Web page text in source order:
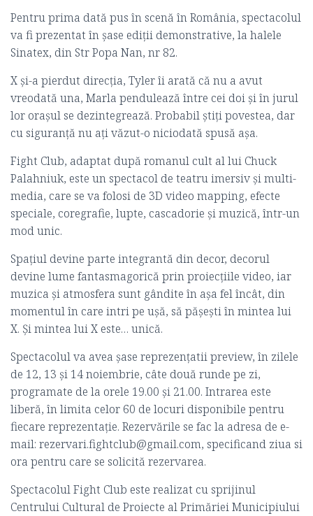
Pentru prima dată pus în scenă în România, spectacolul
va fi prezentat în șase ediții demonstrative, la halele
Sinatex, din Str Popa Nan, nr 82.
X şi-a pierdut direcţia, Tyler îi arată că nu a avut
vreodată una, Marla pendulează între cei doi şi în jurul
lor oraşul se dezintegrează. Probabil ştiţi povestea, dar
cu siguranţă nu aţi văzut-o niciodată spusă aşa.
Fight Club, adaptat după romanul cult al lui Chuck
Palahniuk, este un spectacol de teatru imersiv şi multi-
media, care se va folosi de 3D video mapping, efecte
speciale, coregrafie, lupte, cascadorie şi muzică, într-un
mod unic.
Spaţiul devine parte integrantă din decor, decorul
devine lume fantasmagorică prin proiecţiile video, iar
muzica şi atmosfera sunt gândite în aşa fel încât, din
momentul în care intri pe uşă, să păşeşti în mintea lui
X. Şi mintea lui X este… unică.
Spectacolul va avea șase reprezențatii preview, în zilele
de 12, 13 și 14 noiembrie, câte două runde pe zi,
programate de la orele 19.00 și 21.00. Intrarea este
liberă, în limita celor 60 de locuri disponibile pentru
fiecare reprezentație. Rezervările se fac la adresa de e-
mail: rezervari.fightclub@gmail.com, specificand ziua si
ora pentru care se solicită rezervarea.
Spectacolul Fight Club este realizat cu sprijinul
Centrului Cultural de Proiecte al Primăriei Municipiului